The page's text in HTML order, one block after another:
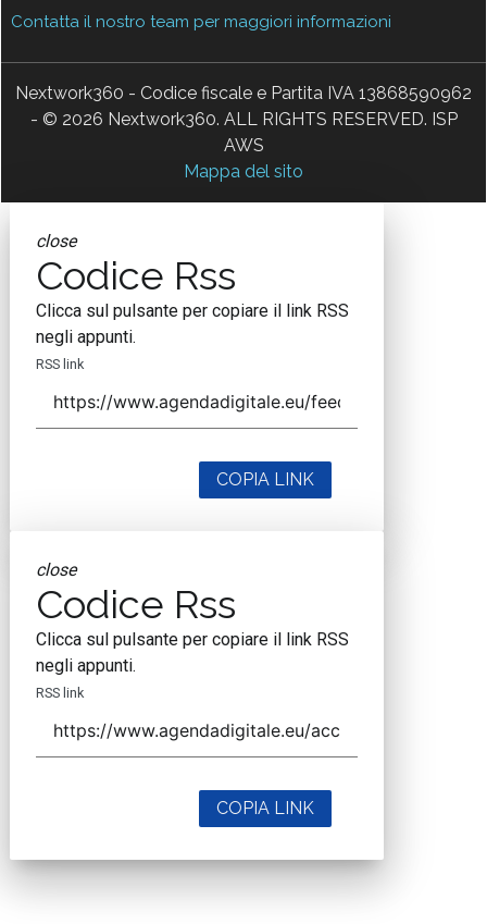
Contatta il nostro team per maggiori informazioni
Nextwork360 - Codice fiscale e Partita IVA 13868590962
- © 2026 Nextwork360. ALL RIGHTS RESERVED. ISP
AWS
Mappa del sito
close
Codice Rss
Clicca sul pulsante per copiare il link RSS
negli appunti.
RSS link
COPIA LINK
close
Codice Rss
Clicca sul pulsante per copiare il link RSS
negli appunti.
RSS link
COPIA LINK